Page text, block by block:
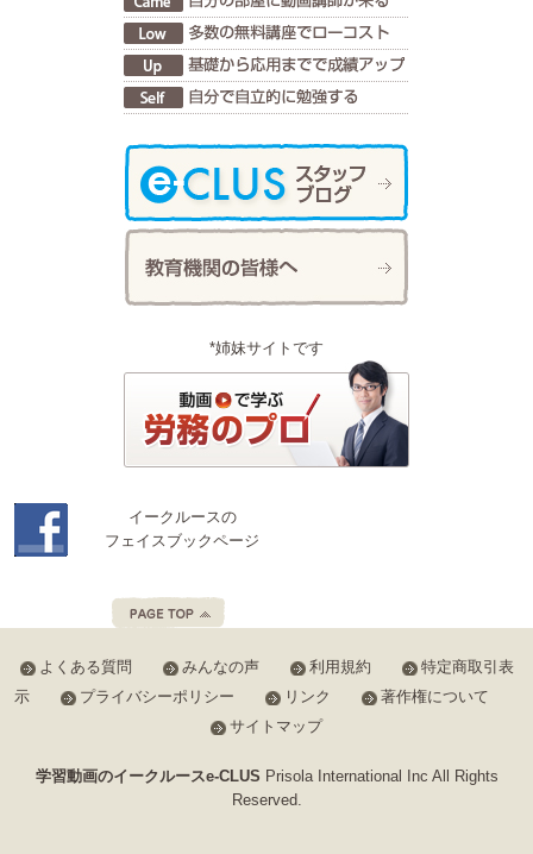
*姉妹サイトです
イークルースの
フェイスブックページ
よくある質問 みんなの声 利用規約
特定商取引表
示
プライバシーポリシー リンク
著作権について
サイトマップ
学習動画のイークルースe-CLUS Prisola International Inc All Rights
Reserved.